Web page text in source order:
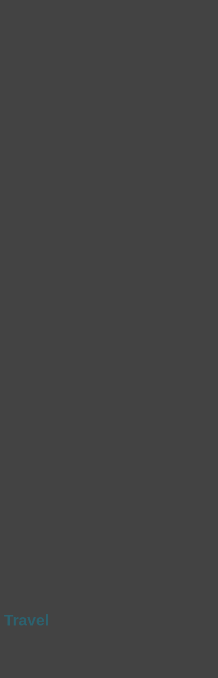
Travel